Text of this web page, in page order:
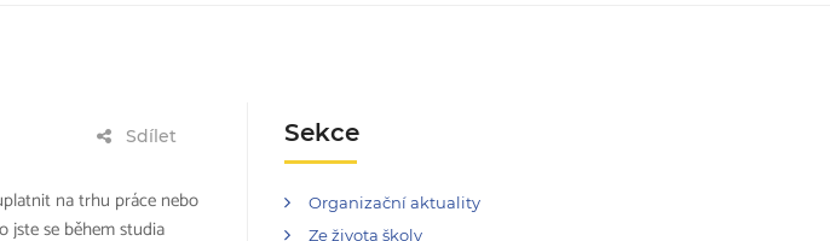
Sdílet
na trhu práce nebo
jste se během studia
Sekce
Organizační aktuality
Ze života školy